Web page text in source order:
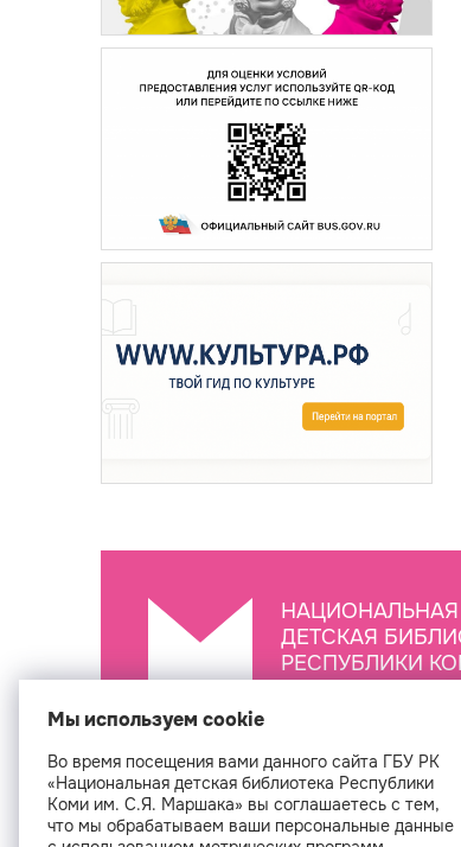
НАЦИОНАЛЬНАЯ
ДЕТСКАЯ
РЕСПУБЛИКИ
Мы используем cookie
Во время посещения вами данного сайта ГБУ РК
«Национальная детская библиотека Республики
Коми им. С.Я. Маршака» вы соглашаетесь с тем,
что мы обрабатываем ваши персональные данные